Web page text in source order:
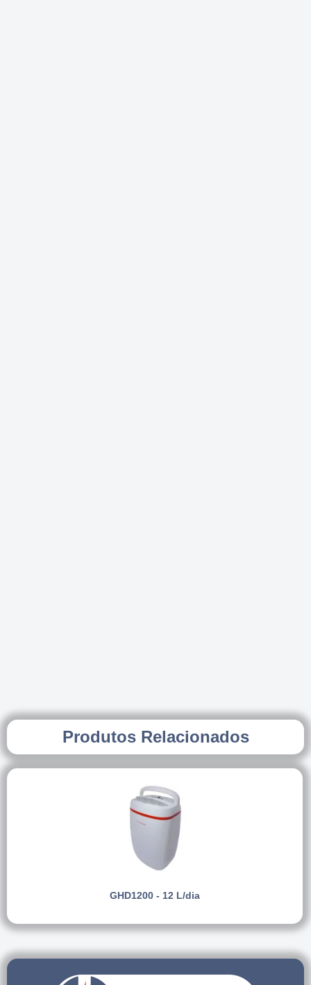
Produtos Relacionados
GHD1200 - 12 L/dia